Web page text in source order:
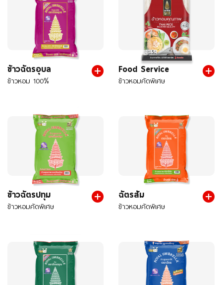
ข้าวฉัตรอุบล
ข้าวหอม 100%
Food Service
ข้าวหอมคัดพิเศษ
ข้าวฉัตรปทุม
ข้าวหอมคัดพิเศษ
ฉัตรส้ม
ข้าวหอมคัดพิเศษ